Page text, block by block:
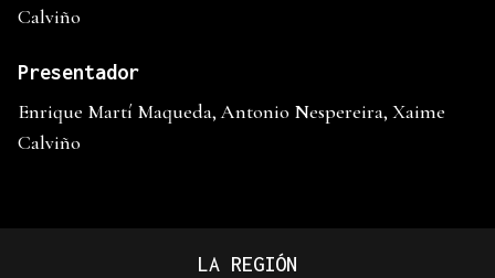
Calviño
Presentador
Enrique Martí Maqueda, Antonio Nespereira, Xaime
Calviño
LA REGIÓN